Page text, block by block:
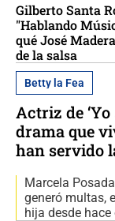
Gilberto Santa
"Hablando
qué José
de la salsa
Betty la Fea
Actriz de
drama que
han servido
Marcela
generó multas,
hija desde